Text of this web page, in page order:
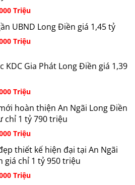
Triệu
UBND Long Điền giá 1,45 tỷ
Triệu
KDC Gia Phát Long Điền giá 1,39
Triệu
hoàn thiện An Ngãi Long Điền
chỉ 1 tỷ 790 triệu
Triệu
thiết kế hiện đại tại An Ngãi
giá chỉ 1 tỷ 950 triệu
Triệu